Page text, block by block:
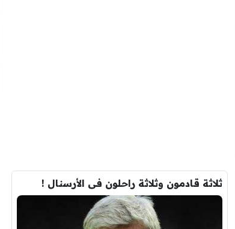
ثلاثة قادمون وثلاثة راحلون فى الأرسنال !